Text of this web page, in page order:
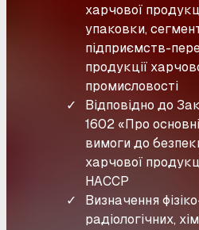
харчової
упаковки,
підприємств-
продукції
промисловості
Відповідно до
1602 «Про
вимоги до
харчової
НАССР
Визначення
радіологічних,